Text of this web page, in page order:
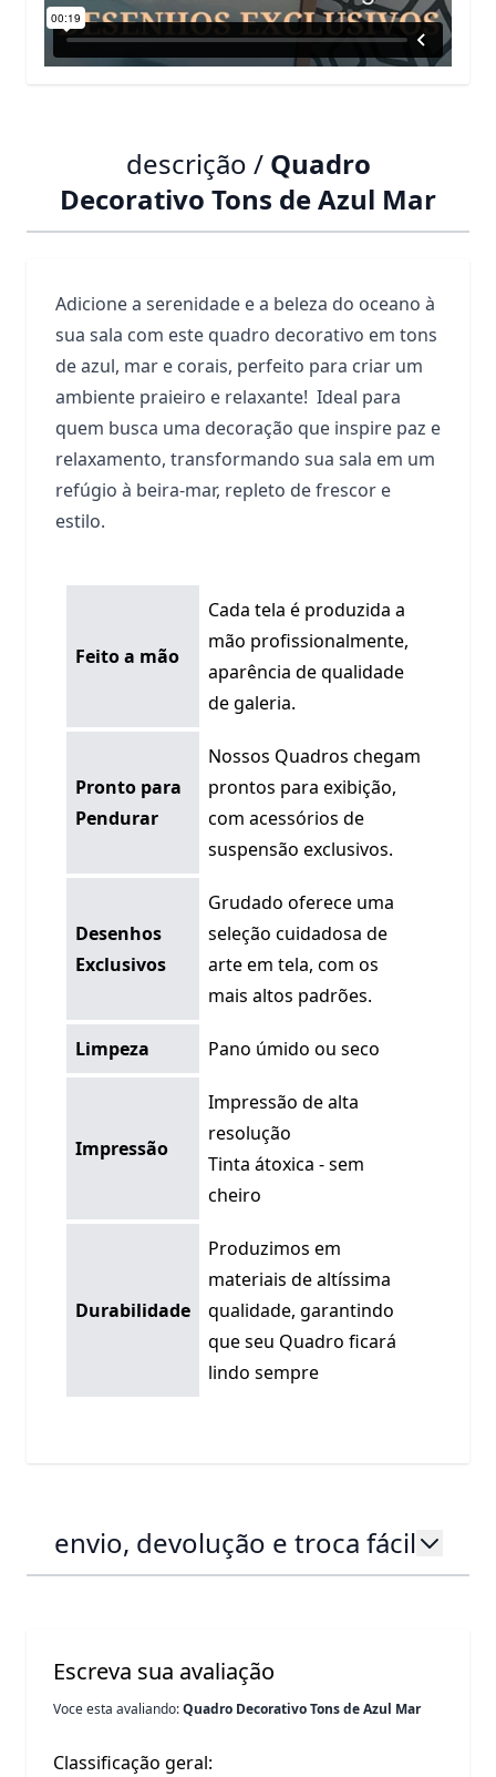
descrição / Quadro
Decorativo Tons de Azul Mar
Adicione a serenidade e a beleza do oceano à
sua sala com este quadro decorativo em tons
de azul, mar e corais, perfeito para criar um
ambiente praieiro e relaxante! Ideal para
quem busca uma decoração que inspire paz e
relaxamento, transformando sua sala em um
refúgio à beira-mar, repleto de frescor e
estilo.
Feito a mão
Cada tela é produzida a
mão profissionalmente,
aparência de qualidade
de galeria.
Pronto para
Pendurar
Nossos Quadros chegam
prontos para exibição,
com acessórios de
suspensão exclusivos.
Desenhos
Exclusivos
Grudado oferece uma
seleção cuidadosa de
arte em tela, com os
mais altos padrões.
Limpeza Pano úmido ou seco
Impressão
Impressão de alta
resolução
Tinta átoxica - sem
cheiro
Durabilidade
Produzimos em
materiais de altíssima
qualidade, garantindo
que seu Quadro ficará
lindo sempre
envio, devolução e troca fácil
Escreva sua avaliação
Voce esta avaliando:Quadro Decorativo Tons de Azul Mar
Classificação geral: